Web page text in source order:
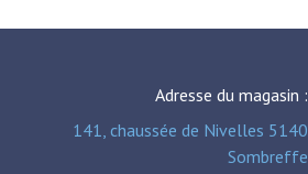
Adresse du magasin :
141, chaussée de Nivelles 5140
Sombreffe